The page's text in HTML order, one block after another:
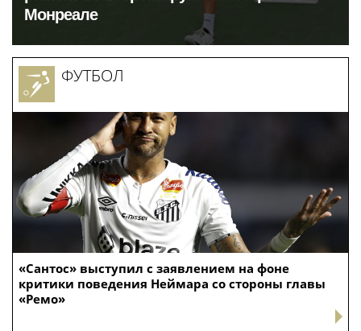
Монреале
«Сантос» выступил с заявлением на фоне
критики поведения Неймара со стороны главы
«Ремо»
ФУТБОЛ